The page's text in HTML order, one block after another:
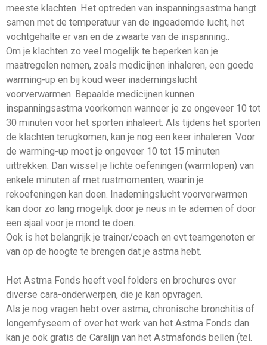
meeste klachten. Het optreden van inspanningsastma hangt
samen met de temperatuur van de ingeademde lucht, het
vochtgehalte er van en de zwaarte van de inspanning..
Om je klachten zo veel mogelijk te beperken kan je
maatregelen nemen, zoals medicijnen inhaleren, een goede
warming-up en bij koud weer inademingslucht
voorverwarmen. Bepaalde medicijnen kunnen
inspanningsastma voorkomen wanneer je ze ongeveer 10 tot
30 minuten voor het sporten inhaleert. Als tijdens het sporten
de klachten terugkomen, kan je nog een keer inhaleren. Voor
de warming-up moet je ongeveer 10 tot 15 minuten
uittrekken. Dan wissel je lichte oefeningen (warmlopen) van
enkele minuten af met rustmomenten, waarin je
rekoefeningen kan doen. Inademingslucht voorverwarmen
kan door zo lang mogelijk door je neus in te ademen of door
een sjaal voor je mond te doen.
Ook is het belangrijk je trainer/coach en evt teamgenoten er
van op de hoogte te brengen dat je astma hebt.
Het Astma Fonds heeft veel folders en brochures over
diverse cara-onderwerpen, die je kan opvragen.
Als je nog vragen hebt over astma, chronische bronchitis of
longemfyseem of over het werk van het Astma Fonds dan
kan je ook gratis de Caralijn van het Astmafonds bellen (tel.